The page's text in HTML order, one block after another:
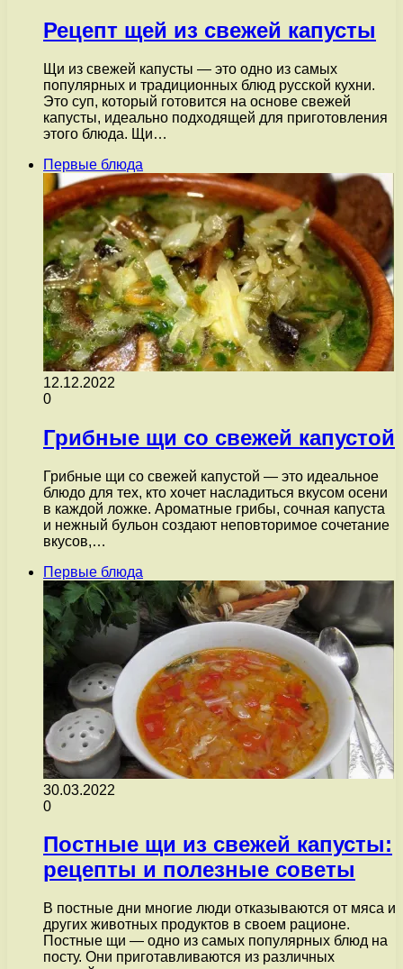
Рецепт щей из свежей капусты
Щи из свежей капусты — это одно из самых
популярных и традиционных блюд русской кухни.
Это суп, который готовится на основе свежей
капусты, идеально подходящей для приготовления
этого блюда. Щи…
Первые блюда
12.12.2022
0
Грибные щи со свежей капустой
Грибные щи со свежей капустой — это идеальное
блюдо для тех, кто хочет насладиться вкусом осени
в каждой ложке. Ароматные грибы, сочная капуста
и нежный бульон создают неповторимое сочетание
вкусов,…
Первые блюда
30.03.2022
0
Постные щи из свежей капусты:
рецепты и полезные советы
В постные дни многие люди отказываются от мяса и
других животных продуктов в своем рационе.
Постные щи — одно из самых популярных блюд на
посту. Они приготавливаются из различных